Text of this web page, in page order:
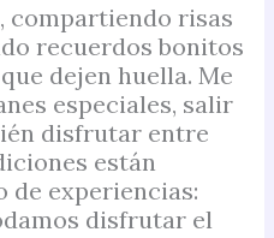
compartiendo risas
recuerdos bonitos
dejen huella. Me
especiales, salir
disfrutar entre
están
de experiencias:
disfrutar el